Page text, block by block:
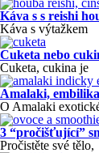
Káva s s reishi
Káva s výtažkem
Cuketa nebo
Cuketa, cukina je
Amalaki,
O Amalaki
3 “pročišťující”
Pročistěte své tělo,